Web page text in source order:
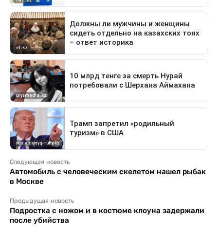
Следующая новость
Автомобиль с человеческим скелетом нашел рыбак
в Москве
Предыдущая новость
Подростка с ножом и в костюме клоуна задержали
после убийства